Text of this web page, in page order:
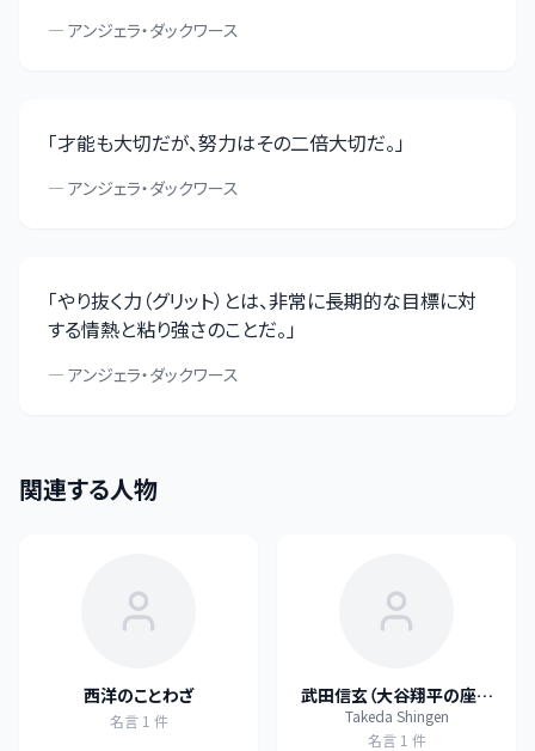
— アンジェラ・ダックワース
「才能も大切だが、努力はその二倍大切だ。」
— アンジェラ・ダックワース
「やり抜く力（グリット）とは、非常に長期的な目標に対
する情熱と粘り強さのことだ。」
— アンジェラ・ダックワース
関連する人物
西洋のことわざ
名言 1 件
武田信玄（大谷翔平の座右
の銘として再注目）
Takeda Shingen
名言 1 件